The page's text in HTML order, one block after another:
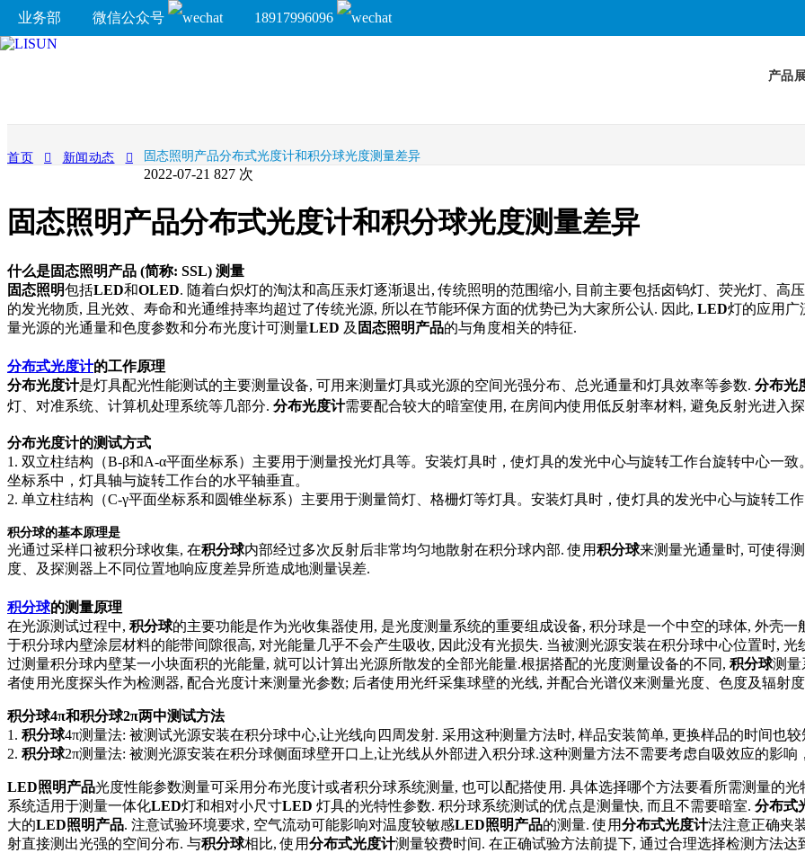
业务部 微信公众号 18917996096
产品
首页 新闻动态 固态照明产品分布式光度计和积分球光度测量差异
2022-07-21 827 次
固态照明产品分布式光度计和积分球光度测量差异
什么是固态照明产品 (简称: SSL) 测量
固态照明包括LED和OLED. 随着白炽灯的淘汰和高压汞灯逐渐退出, 传统照明的范围缩小, 目前主要包括卤钨灯、荧光灯、高
的发光物质, 且光效、寿命和光通维持率均超过了传统光源, 所以在节能环保方面的优势已为大家所公认. 因此, LED灯的应用广
量光源的光通量和色度参数和分布光度计可测量LED 及 固态照明产品的与角度相关的特征.
分布式光度计的工作原理
分布光度计是灯具配光性能测试的主要测量设备, 可用来测量灯具或光源的空间光强分布、总光通量和灯具效率等参数. 分布光
灯、对准系统、计算机处理系统等几部分. 分布光度计需要配合较大的暗室使用, 在房间内使用低反射率材料, 避免反射光进入
分布光度计的测试方式
1. 双立柱结构（B-β和A-α平面坐标系）主要用于测量投光灯具等。安装灯具时，使灯具的发光中心与旋转工作台旋转中心一
坐标系中，灯具轴与旋转工作台的水平轴垂直。
2. 单立柱结构（C-γ平面坐标系和圆锥坐标系）主要用于测量筒灯、格栅灯等灯具。安装灯具时，使灯具的发光中心与旋转工
积分球的基本原理是
光通过采样口被积分球收集, 在积分球内部经过多次反射后非常均匀地散射在积分球内部. 使用积分球来测量光通量时, 可使得
度、及探测器上不同位置地响应度差异所造成地测量误差.
积分球的测量原理
在光源测试过程中, 积分球的主要功能是作为光收集器使用, 是光度测量系统的重要组成设备, 积分球是一个中空的球体, 外壳
于积分球内壁涂层材料的能带间隙很高, 对光能量几乎不会产生吸收, 因此没有光损失. 当被测光源安装在积分球中心位置时,
过测量积分球内壁某一小块面积的光能量, 就可以计算出光源所散发的全部光能量.根据搭配的光度测量设备的不同, 积分球测量
者使用光度探头作为检测器, 配合光度计来测量光参数; 后者使用光纤采集球壁的光线, 并配合光谱仪来测量光度、色度及辐射
积分球4π和积分球2π两中测试方法
1. 积分球4π测量法: 被测试光源安装在积分球中心,让光线向四周发射. 采用这种测量方法时, 样品安装简单, 更换样品的时间也
2. 积分球2π测量法: 被测光源安装在积分球侧面球壁开口上,让光线从外部进入积分球.这种测量方法不需要考虑自吸效应的影
LED照明产品光度性能参数测量可采用分布光度计或者积分球系统测量, 也可以配搭使用. 具体选择哪个方法要看所需测量的
系统适用于测量一体化LED灯和相对小尺寸LED 灯具的光特性参数. 积分球系统测试的优点是测量快, 而且不需要暗室. 分布式
大的LED照明产品. 注意试验环境要求, 空气流动可能影响对温度较敏感LED照明产品的测量. 使用分布式光度计法注意正确夹
射直接测出光强的空间分布. 与积分球相比, 使用分布式光度计测量较费时间. 在正确试验方法前提下, 通过合理选择检测方法达